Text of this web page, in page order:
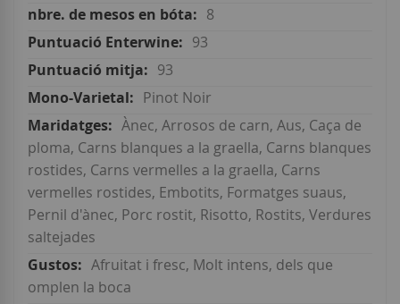
8
93
93
Pinot Noir
Ànec, Arrosos de carn, Aus, Caça de
ploma, Carns blanques a la graella, Carns blanques
rostides, Carns vermelles a la graella, Carns
vermelles rostides, Embotits, Formatges suaus,
Pernil d'ànec, Porc rostit, Risotto, Rostits, Verdures
saltejades
Afruitat i fresc, Molt intens, dels que
omplen la boca